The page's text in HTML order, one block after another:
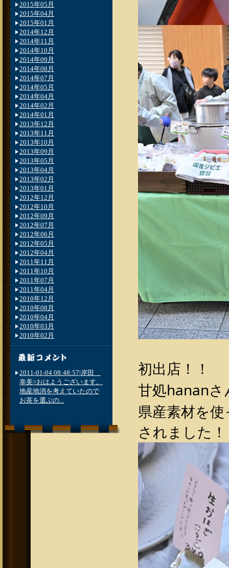
初出店！！
甘処hanan
県産素材を
されました
2015年05月
2015年04月
2015年01月
2014年12月
2014年11月
2014年10月
2014年09月
2014年08月
2014年07月
2014年05月
2014年04月
2014年02月
2014年01月
2013年12月
2013年11月
2013年10月
2013年09月
2013年05月
2013年04月
2013年02月
2013年01月
2012年12月
2012年10月
2012年09月
2012年07月
2012年06月
2012年05月
2012年04月
2011年11月
2011年10月
2011年07月
2011年04月
2010年12月
2010年08月
2010年04月
2010年03月
2010年02月
2011-01-04 08:48:57|岸田
幸美>おはようございます。
地産地消を考えていたので
お茶を選ぶの...